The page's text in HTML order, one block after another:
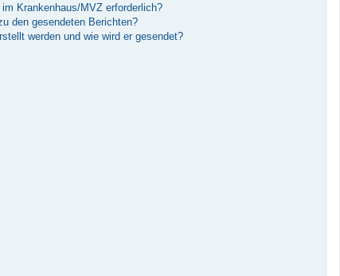
Krankenhaus/MVZ erforderlich?
den gesendeten Berichten?
werden und wie wird er gesendet?